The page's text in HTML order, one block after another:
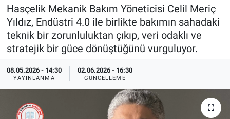
Hasçelik Mekanik Bakım Yöneticisi Celil Meriç
Yıldız, Endüstri 4.0 ile birlikte bakımın sahadaki
teknik bir zorunluluktan çıkıp, veri odaklı ve
stratejik bir güce dönüştüğünü vurguluyor.
08.05.2026 - 14:30
YAYINLANMA
02.06.2026 - 16:30
GÜNCELLEME
EndüstriST
Enerjisini Üreten Fabrikalar
Endüstri 4.0 Uygulamaları
Ağır Sanayi Çözümleri